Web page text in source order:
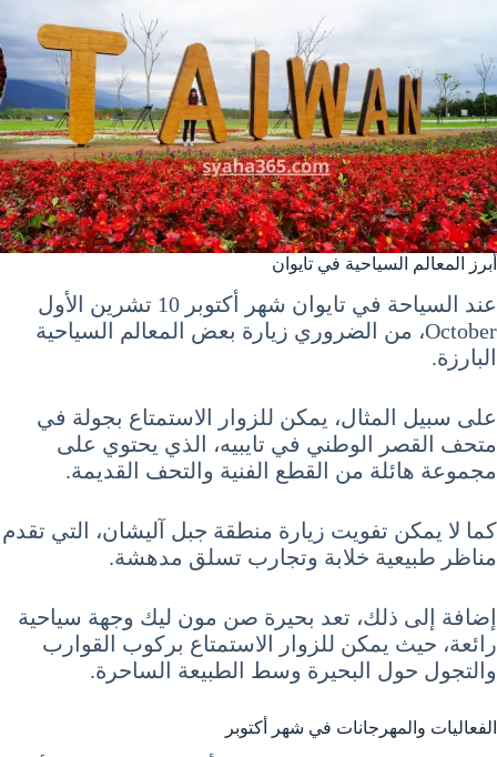
أبرز المعالم السياحية في تايوان
عند السياحة في تايوان شهر أكتوبر 10 تشرين الأول
October، من الضروري زيارة بعض المعالم السياحية
البارزة.
على سبيل المثال، يمكن للزوار الاستمتاع بجولة في
متحف القصر الوطني في تايبيه، الذي يحتوي على
مجموعة هائلة من القطع الفنية والتحف القديمة.
كما لا يمكن تفويت زيارة منطقة جبل آليشان، التي تقدم
مناظر طبيعية خلابة وتجارب تسلق مدهشة.
إضافة إلى ذلك، تعد بحيرة صن مون ليك وجهة سياحية
رائعة، حيث يمكن للزوار الاستمتاع بركوب القوارب
والتجول حول البحيرة وسط الطبيعة الساحرة.
الفعاليات والمهرجانات في شهر أكتوبر